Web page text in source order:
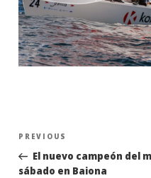
Navegación
entradas
Previous
Post
PREVIOUS
El nuevo campeón del
sábado en Baiona